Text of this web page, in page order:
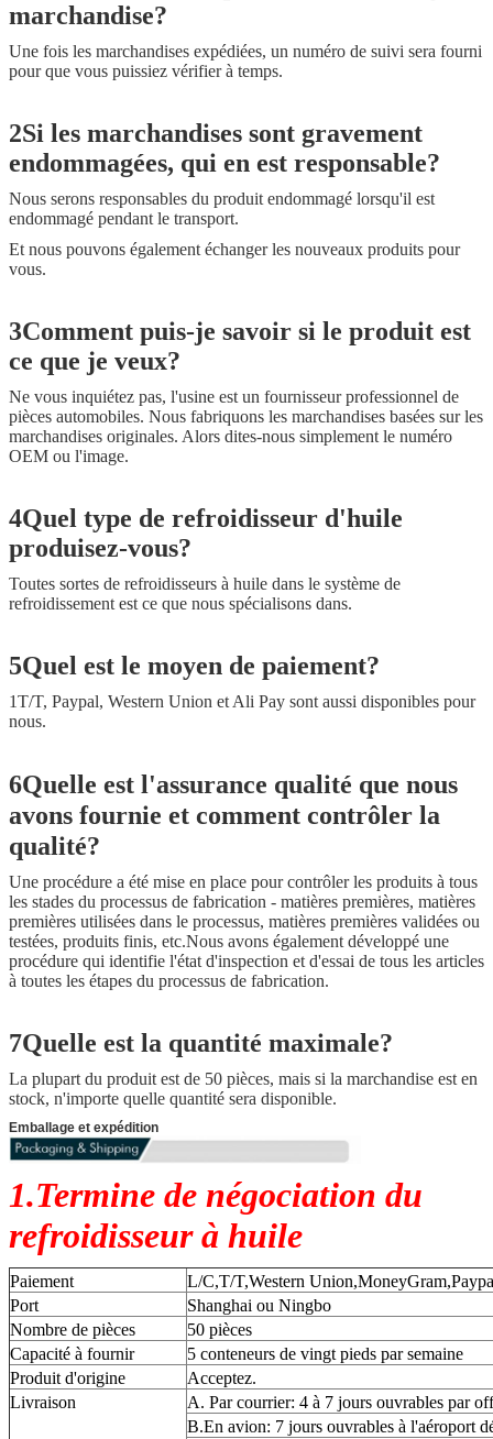
marchandise?
Une fois les marchandises expédiées, un numéro de suivi sera fourni
pour que vous puissiez vérifier à temps.
2Si les marchandises sont gravement
endommagées, qui en est responsable?
Nous serons responsables du produit endommagé lorsqu'il est
endommagé pendant le transport.
Et nous pouvons également échanger les nouveaux produits pour
vous.
3Comment puis-je savoir si le produit est
ce que je veux?
Ne vous inquiétez pas, l'usine est un fournisseur professionnel de
pièces automobiles. Nous fabriquons les marchandises basées sur les
marchandises originales. Alors dites-nous simplement le numéro
OEM ou l'image.
4Quel type de refroidisseur d'huile
produisez-vous?
Toutes sortes de refroidisseurs à huile dans le système de
refroidissement est ce que nous spécialisons dans.
5Quel est le moyen de paiement?
1T/T, Paypal, Western Union et Ali Pay sont aussi disponibles pour
nous.
6Quelle est l'assurance qualité que nous
avons fournie et comment contrôler la
qualité?
Une procédure a été mise en place pour contrôler les produits à tous
les stades du processus de fabrication - matières premières, matières
premières utilisées dans le processus, matières premières validées ou
testées, produits finis, etc.Nous avons également développé une
procédure qui identifie l'état d'inspection et d'essai de tous les articles
à toutes les étapes du processus de fabrication.
7Quelle est la quantité maximale?
La plupart du produit est de 50 pièces, mais si la marchandise est en
stock, n'importe quelle quantité sera disponible.
Emballage et expédition
1.Termine de négociation du
refroidisseur à huile
Paiement
L/C,T/T,Western
Port
Shanghai ou Ningbo
Nombre de pièces
50 pièces
Capacité à fournir
5 conteneurs de vingt pieds par semaine
Produit d'origine
Acceptez.
Livraison
A. Par courrier: 4 à 7 jours ouvrables par
B.En avion: 7 jours ouvrables à l'aéroport